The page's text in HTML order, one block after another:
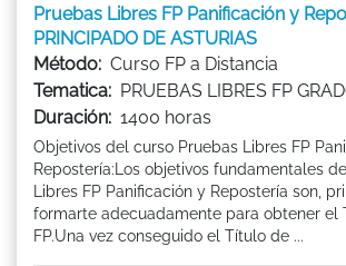
Pruebas Libres FP Panificación y
PRINCIPADO DE ASTURIAS
Método: Curso FP a Distancia
Tematica: PRUEBAS LIBRES FP
Duración: 1400 horas
Objetivos del curso Pruebas Libres FP
Repostería:Los objetivos fundamentales
Libres FP Panificación y Repostería son,
formarte adecuadamente para obtener el
FP.Una vez conseguido el Título de ...